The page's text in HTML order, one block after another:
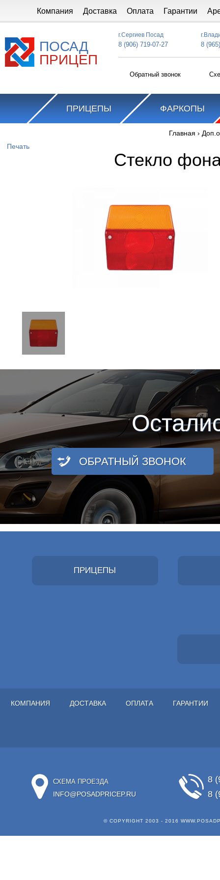
Компания Доставка Оплата Гарантии
ПОСАД
ПРИЦЕП
г.Сергиев Посад
8 (906) 719-07-27 8
Обратный звонок
ПРИЦЕПЫ ФАРКОПЫ
Главная ›
Печать
Стекло
ОБРАТНЫЙ ЗВОНОК
ПРИЦЕПЫ
КОМПАНИЯ ДОСТАВКА ОПЛАТА ГАРАНТИИ
СХЕМА ПРОЕЗДА
INFO@POSADPRICEP.RU
8
8
© COPYRIGHT 2003 - 2016